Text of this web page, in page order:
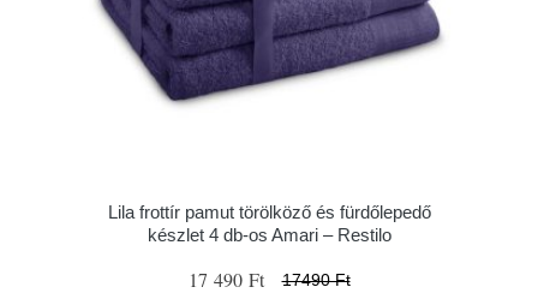
Lila frottír pamut törölköző és fürdőlepedő
készlet 4 db-os Amari – Restilo
17 490 Ft 17490 Ft